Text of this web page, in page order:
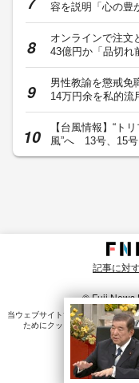
容を説明「心の豊
オンラインで注
43億円か「品切れ
男性教諭を懲戒
14万円余を私的
【台風情報】“ト
風”へ 13号、15号
記事に対
© Fuji News
当ウェブサイトでは、ユーザのニー
ためにクッキーを使⽤していま